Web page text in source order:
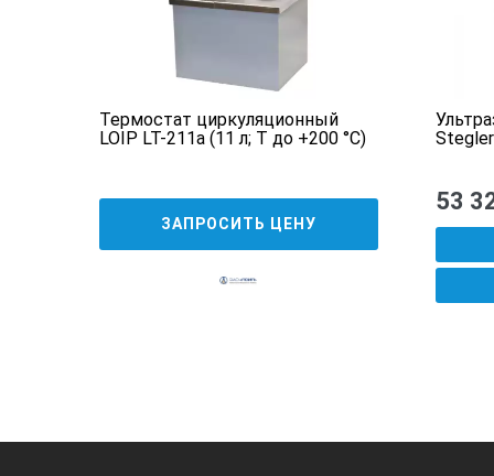
Термостат циркуляционный
LOIP LT-211a (11 л; Т до +200 °С)
ЗАПРОСИТЬ ЦЕНУ
53